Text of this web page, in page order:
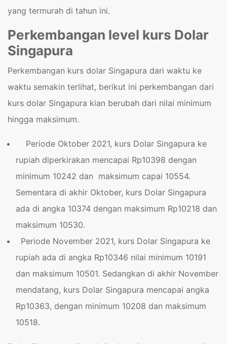
yang termurah di tahun ini.
Perkembangan level kurs Dolar
Singapura
Perkembangan kurs dolar Singapura dari waktu ke
waktu semakin terlihat, berikut ini perkembangan dari
kurs dolar Singapura kian berubah dari nilai minimum
hingga maksimum.
Periode Oktober 2021, kurs Dolar Singapura ke
rupiah diperkirakan mencapai Rp10398 dengan
minimum 10242 dan maksimum capai 10554.
Sementara di akhir Oktober, kurs Dolar Singapura
ada di angka 10374 dengan maksimum Rp10218 dan
maksimum 10530.
Periode November 2021, kurs Dolar Singapura ke
rupiah ada di angka Rp10346 nilai minimum 10191
dan maksimum 10501. Sedangkan di akhir November
mendatang, kurs Dolar Singapura mencapai angka
Rp10363, dengan minimum 10208 dan maksimum
10518.